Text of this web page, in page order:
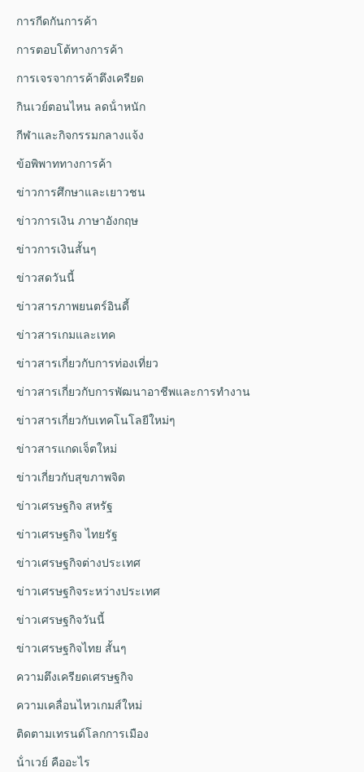
การกีดกันการค้า
การตอบโต้ทางการค้า
การเจรจาการค้าตึงเครียด
กินเวย์ตอนไหน ลดน้ําหนัก
กีฬาและกิจกรรมกลางแจ้ง
ข้อพิพาททางการค้า
ข่าวการศึกษาและเยาวชน
ข่าวการเงิน ภาษาอังกฤษ
ข่าวการเงินสั้นๆ
ข่าวสดวันนี้
ข่าวสารภาพยนตร์อินดี้
ข่าวสารเกมและเทค
ข่าวสารเกี่ยวกับการท่องเที่ยว
ข่าวสารเกี่ยวกับการพัฒนาอาชีพและการทำงาน
ข่าวสารเกี่ยวกับเทคโนโลยีใหม่ๆ
ข่าวสารแกดเจ็ตใหม่
ข่าวเกี่ยวกับสุขภาพจิต
ข่าวเศรษฐกิจ สหรัฐ
ข่าวเศรษฐกิจ ไทยรัฐ
ข่าวเศรษฐกิจต่างประเทศ
ข่าวเศรษฐกิจระหว่างประเทศ
ข่าวเศรษฐกิจวันนี้
ข่าวเศรษฐกิจไทย สั้นๆ
ความตึงเครียดเศรษฐกิจ
ความเคลื่อนไหวเกมส์ใหม่
ติดตามเทรนด์โลกการเมือง
น้ําเวย์ คืออะไร